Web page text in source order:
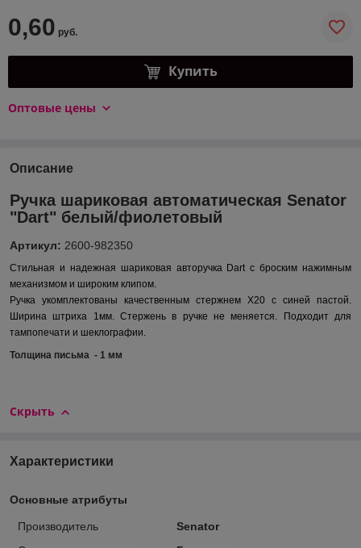
0,60 руб.
Купить
Оптовые цены
Описание
Ручка шариковая автоматическая Senator
"Dart" белый/фиолетовый
Артикул: 2600-982350
Стильная и надежная шариковая авторучка Dart с броским нажимным
механизмом и широким клипом.
Ручка укомплектованы качественным стержнем X20 c синей пастой.
Ширина штриха 1мм. Стержень в ручке не меняется.
Подходит для
тампопечати и шеклографии.
Толщина письма - 1 мм
Скрыть
Характеристики
Основные атрибуты
Производитель
Senator